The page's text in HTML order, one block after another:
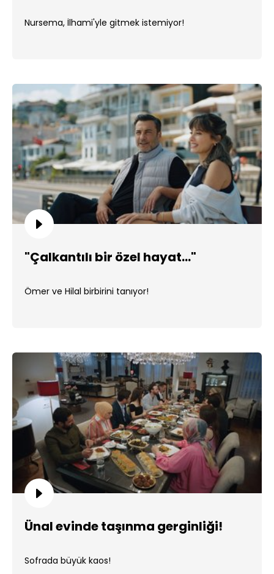
Nursema, İlhami'yle gitmek istemiyor!
"Çalkantılı bir özel hayat..."
Ömer ve Hilal birbirini tanıyor!
Ünal evinde taşınma gerginliği!
Sofrada büyük kaos!